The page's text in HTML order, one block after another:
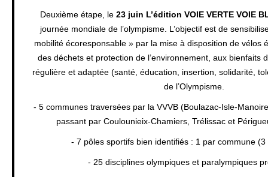
Deuxième étape, le 23 juin L’édition VOIE VERTE VOIE
journée mondiale de l’olympisme. L’objectif est de
mobilité écoresponsable » par la mise à disposition de vélos
des déchets et protection de l’environnement, aux bienfaits
régulière et adaptée (santé, éducation, insertion, solidarité,
de l’Olympisme.
- 5 communes traversées par la VVVB (Boulazac-Isle-
passant par Coulounieix-Chamiers, Trélissac et
- 7 pôles sportifs bien identifiés : 1 par commune
- 25 disciplines olympiques et paralympiques